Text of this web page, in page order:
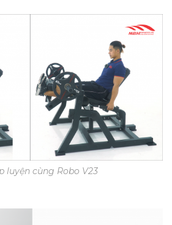
luyện cùng Robo V23